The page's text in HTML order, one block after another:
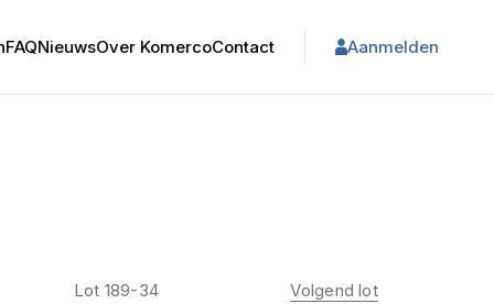
FAQNieuwsOver KomercoContact Aanmelden
Lot 189-34 Volgend lot